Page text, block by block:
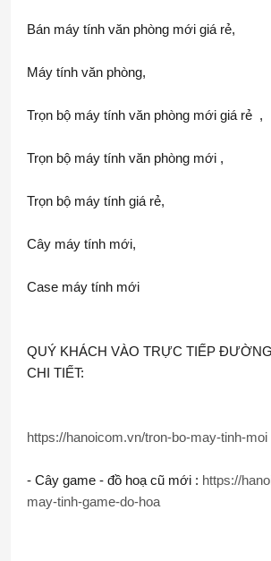
Bán máy tính văn phòng mới giá rẻ,
Máy tính văn phòng,
Trọn bộ máy tính văn phòng mới giá rẻ  ,
Trọn bộ máy tính văn phòng mới ,
Trọn bộ máy tính giá rẻ,
Cây máy tính mới,
Case máy tính mới
QUÝ KHÁCH VÀO TRỰC TIẾP
CHI TIẾT:
https://hanoicom.vn/tron-bo-may-tinh-moi
- Cây game - đồ hoạ cũ mới : https://
may-tinh-game-do-hoa